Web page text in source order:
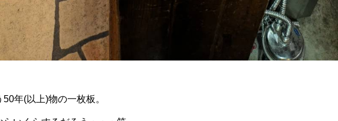
50年(以上)物の一枚板。